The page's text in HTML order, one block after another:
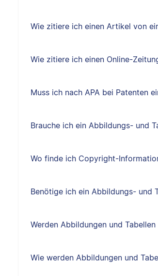
Wie zitiere ich einen Artikel von
Wie zitiere ich einen Online-
Muss ich nach APA bei Patenten
Brauche ich ein Abbildungs- und
Wo finde ich Copyright-
Benötige ich ein Abbildungs- und
Werden Abbildungen und
Wie werden Abbildungen und